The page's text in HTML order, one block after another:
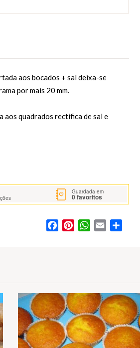
aos bocados + sal deixa-se
por mais 20 mm.
aos quadrados rectifica de sal e
Guardada em
0favoritos
FacebookPinterestWhatsApp
Email